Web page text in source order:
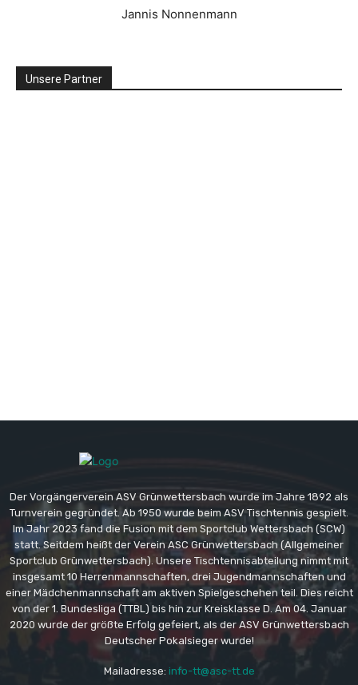
Jannis Nonnenmann
Unsere Partner
Der Vorgängerverein ASV Grünwettersbach wurde im Jahre 1892 als
Turnverein gegründet. Ab 1950 wurde beim ASV Tischtennis gespielt.
Im Jahr 2023 fand die Fusion mit dem Sportclub Wettersbach (SCW)
statt. Seitdem heißt der Verein ASC Grünwettersbach (Allgemeiner
Sportclub Grünwettersbach). Unsere Tischtennisabteilung nimmt mit
insgesamt 10 Herrenmannschaften, drei Jugendmannschaften und
einer Mädchenmannschaft am aktiven Spielgeschehen teil. Dies reicht
von der 1. Bundesliga (TTBL) bis hin zur Kreisklasse D. Am 04. Januar
2020 wurde der größte Erfolg gefeiert, als der ASV Grünwettersbach
Deutscher Pokalsieger wurde!
Mailadresse: info-tt@asc-tt.de